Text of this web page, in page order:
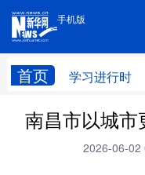
手机版
首页 学习进行时
手机版
学习进行时 高层
财经
南昌市以城
2026-06-02